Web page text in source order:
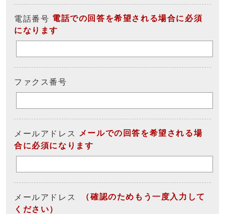
電話番号 電話での回答を希望される場合に必須
になります
ファクス番号
メールアドレス
メールでの回答を希望される場
合に必須になります
メールアドレス
（確認のためもう一度入力して
ください）